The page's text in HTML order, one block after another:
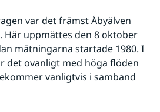
var det främst Åbyälven
Här uppmättes den 8 oktober
mätningarna startade 1980. I
det ovanligt med höga flöden
vanligtvis i samband